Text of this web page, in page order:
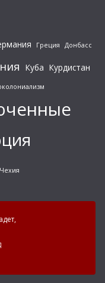
Греция Донбасс
Куба Курдистан
Чехия